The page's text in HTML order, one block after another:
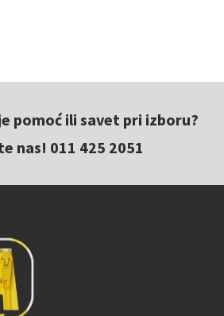
pomoć ili savet pri izboru?
nas! 011 425 2051